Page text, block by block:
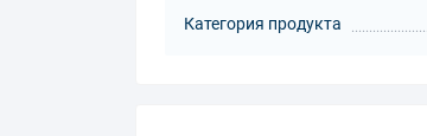
Категория продукта